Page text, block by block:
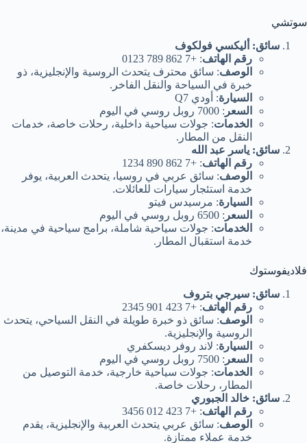
سوتشي
سائق: أليكسي فولكوف
رقم الهاتف: +7 862 789 0123
الوصف: سائق محترف يتحدث الروسية والإنجليزية، ذو
خبرة في السياحة والنقل الفاخر.
السيارة: أودي Q7
السعر : 7000 روبل روسي في اليوم
الخدمات: جولات سياحية داخلية، رحلات خاصة، خدمات
النقل من المطار.
سائق: ياسر عبد الله
رقم الهاتف: +7 862 890 1234
الوصف: سائق عربي في روسيا، يتحدث العربية، يوفر
خدمة استئجار سيارات للعائلات.
السيارة: مرسيدس فيتو
السعر : 6500 روبل روسي في اليوم
الخدمات: جولات سياحية شاملة، برامج سياحية في مدينة،
خدمة استقبال المطار.
فلاديفوستوك
سائق: سيرجي بتروف
رقم الهاتف: +7 423 901 2345
الوصف: سائق ذو خبرة طويلة في النقل السياحي، يتحدث
الروسية والإنجليزية.
السيارة: لاند روفر ديسكفري
السعر : 7500 روبل روسي في اليوم
الخدمات: جولات سياحية خارجية، خدمة التوصيل من
المطار، رحلات خاصة.
سائق: خالد الجبوري
رقم الهاتف: +7 423 012 3456
الوصف: سائق عربي يتحدث العربية والإنجليزية، يقدم
خدمة عملاء ممتازة.